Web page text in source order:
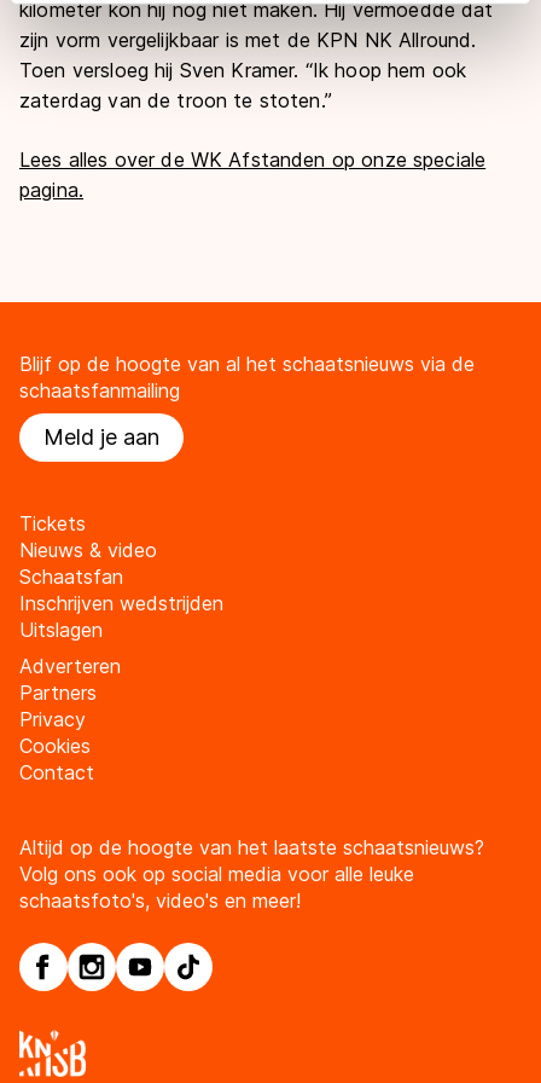
adequaat beschermingsniveau geldt volgens de GDPR.
Door op ‘Toestaan’ te klikken, stemt u in met deze
overdracht. Meer informatie vindt u in ons cookiebeleid
kilometer kon hij nog niet maken. Hij vermoedde dat
zijn vorm vergelijkbaar is met de KPN NK Allround.
Toen versloeg hij Sven Kramer. “Ik hoop hem ook
zaterdag van de troon te stoten.”
Lees alles over de WK Afstanden op onze speciale
pagina.
Blijf op de hoogte van al het schaatsnieuws via de
schaatsfanmailing
Meld je aan
Tickets
Nieuws & video
Schaatsfan
Inschrijven wedstrijden
Uitslagen
Adverteren
Partners
Privacy
Cookies
Contact
Altijd op de hoogte van het laatste schaatsnieuws?
Volg ons ook op social media voor alle leuke
schaatsfoto's, video's en meer!